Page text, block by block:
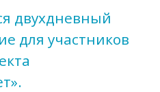
двухдневный
для участников